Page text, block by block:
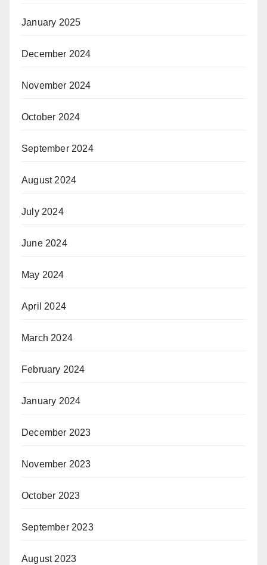
January 2025
December 2024
November 2024
October 2024
September 2024
August 2024
July 2024
June 2024
May 2024
April 2024
March 2024
February 2024
January 2024
December 2023
November 2023
October 2023
September 2023
August 2023